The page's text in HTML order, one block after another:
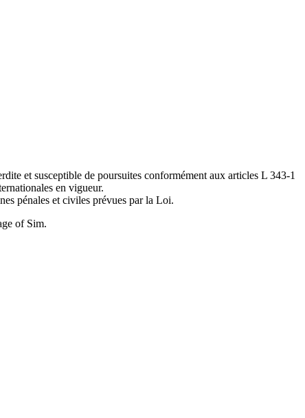
et susceptible de poursuites conformément aux articles L 343-1
en vigueur.
pénales et civiles prévues par la Loi.
of Sim.